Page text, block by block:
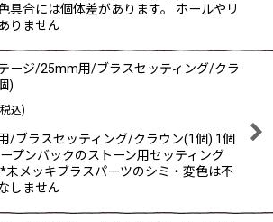
具合には個体差があります。 ホールやリ
りません
ージ/25mm用/ブラスセッティング/クラ
)
込)
/ブラスセッティング/クラウン(1個) 1個
プンバックのストーン用セッティング
未メッキブラスパーツのシミ・変色は不
しません